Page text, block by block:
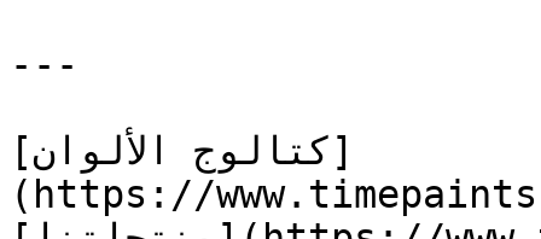
---
[كتالوج الألوان]
(https://